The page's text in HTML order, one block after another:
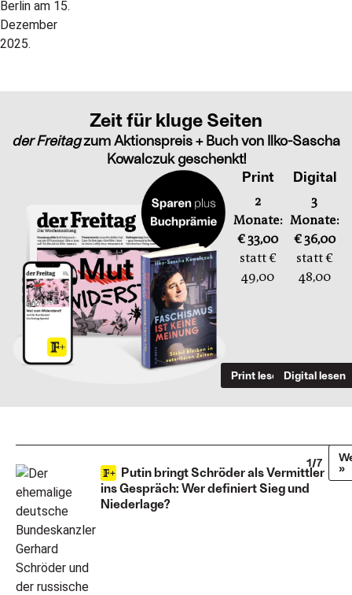
Zeit für kluge Seiten
der Freitagzum Aktionspreis + Buch von Ilko-Sascha
Kowalczuk geschenkt!
Print
2
Monate:
€ 33,00
statt €
49,00
Print lesen
Digital
3
Monate:
€ 36,00
statt €
48,00
Digital lesen
Putin bringt Schröder als Vermittler
ins Gespräch: Wer definiert Sieg und
Niederlage?
1/7
»